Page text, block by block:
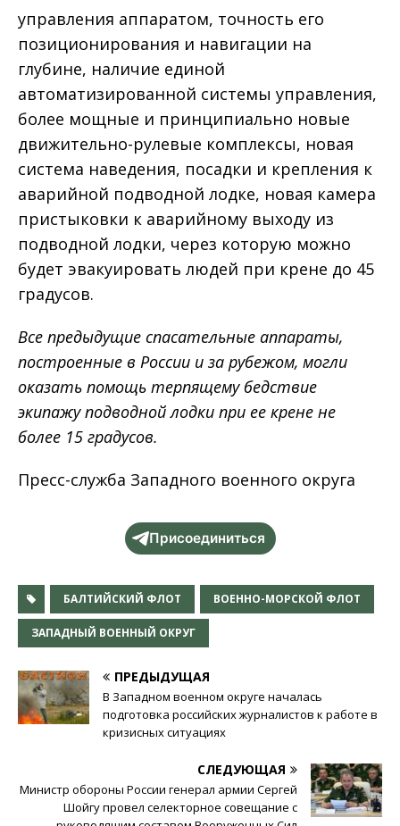
управления аппаратом, точность его
позиционирования и навигации на
глубине, наличие единой
автоматизированной системы управления,
более мощные и принципиально новые
движительно-рулевые комплексы, новая
система наведения, посадки и крепления к
аварийной подводной лодке, новая камера
пристыковки к аварийному выходу из
подводной лодки, через которую можно
будет эвакуировать людей при крене до 45
градусов.
Все предыдущие спасательные аппараты,
построенные в России и за рубежом, могли
оказать помощь терпящему бедствие
экипажу подводной лодки при ее крене не
более 15 градусов.
Пресс-служба Западного военного округа
Присоединиться
БАЛТИЙСКИЙ ФЛОТ ВОЕННО-МОРСКОЙ ФЛОТ
ЗАПАДНЫЙ ВОЕННЫЙ ОКРУГ
ПРЕДЫДУЩАЯ
В Западном военном округе началась
подготовка российских журналистов к работе в
кризисных ситуациях
СЛЕДУЮЩАЯ
Министр обороны России генерал армии Сергей
Шойгу провел селекторное совещание с